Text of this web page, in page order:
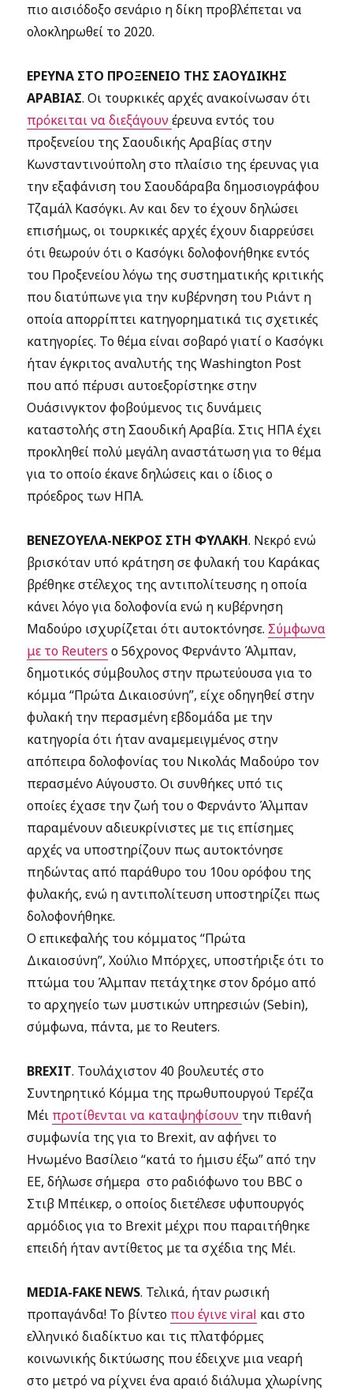
πιο αισιόδοξο σενάριο η δίκη προβλέπεται να
ολοκληρωθεί το 2020.
ΕΡΕΥΝΑ ΣΤΟ ΠΡΟΞΕΝΕΙΟ ΤΗΣ ΣΑΟΥΔΙΚΗΣ
ΑΡΑΒΙΑΣ. Οι τουρκικές αρχές ανακοίνωσαν ότι
πρόκειται να διεξάγουνέρευνα εντός του
προξενείου της Σαουδικής Αραβίας στην
Κωνσταντινούπολη στο πλαίσιο της έρευνας για
την εξαφάνιση του Σαουδάραβα δημοσιογράφου
Τζαμάλ Κασόγκι. Αν και δεν το έχουν δηλώσει
επισήμως, οι τουρκικές αρχές έχουν διαρρεύσει
ότι θεωρούν ότι ο Κασόγκι δολοφονήθηκε εντός
του Προξενείου λόγω της συστηματικής κριτικής
που διατύπωνε για την κυβέρνηση του Ριάντ η
οποία απορρίπτει κατηγορηματικά τις σχετικές
κατηγορίες. Το θέμα είναι σοβαρό γιατί ο Κασόγκι
ήταν έγκριτος αναλυτής της Washington Post
που από πέρυσι αυτοεξορίστηκε στην
Ουάσινγκτον φοβούμενος τις δυνάμεις
καταστολής στη Σαουδική Αραβία. Στις ΗΠΑ έχει
προκληθεί πολύ μεγάλη αναστάτωση για το θέμα
για το οποίο έκανε δηλώσεις και ο ίδιος ο
πρόεδρος των ΗΠΑ.
ΒΕΝΕΖΟΥΕΛΑ-ΝΕΚΡΟΣ ΣΤΗ ΦΥΛΑΚΗ. Νεκρό ενώ
βρισκόταν υπό κράτηση σε φυλακή του Καράκας
βρέθηκε στέλεχος της αντιπολίτευσης η οποία
κάνει λόγο για δολοφονία ενώ η κυβέρνηση
Μαδούρο ισχυρίζεται ότι αυτοκτόνησε. Σύμφωνα
με το Reuters o 56χρονος Φερνάντο Άλμπαν,
δημοτικός σύμβουλος στην πρωτεύουσα για το
κόμμα “Πρώτα Δικαιοσύνη”, είχε οδηγηθεί στην
φυλακή την περασμένη εβδομάδα με την
κατηγορία ότι ήταν αναμεμειγμένος στην
απόπειρα δολοφονίας του Νικολάς Μαδούρο τον
περασμένο Αύγουστο. Οι συνθήκες υπό τις
οποίες έχασε την ζωή του ο Φερνάντο Άλμπαν
παραμένουν αδιευκρίνιστες με τις επίσημες
αρχές να υποστηρίζουν πως αυτοκτόνησε
πηδώντας από παράθυρο του 10ου ορόφου της
φυλακής, ενώ η αντιπολίτευση υποστηρίζει πως
δολοφονήθηκε.
Ο επικεφαλής του κόμματος “Πρώτα
Δικαιοσύνη”, Χούλιο Μπόρχες, υποστήριξε ότι το
πτώμα του Άλμπαν πετάχτηκε στον δρόμο από
το αρχηγείο των μυστικών υπηρεσιών (Sebin),
σύμφωνα, πάντα, με το Reuters.
BREXIT. Τουλάχιστον 40 βουλευτές στο
Συντηρητικό Κόμμα της πρωθυπουργού Τερέζα
Μέι προτίθενται να καταψηφίσουν την πιθανή
συμφωνία της για το Brexit, αν αφήνει το
Ηνωμένο Βασίλειο “κατά το ήμισυ έξω” από την
ΕΕ, δήλωσε σήμερα στο ραδιόφωνο του BBC ο
Στιβ Μπέικερ, ο οποίος διετέλεσε υφυπουργός
αρμόδιος για το Brexit μέχρι που παραιτήθηκε
επειδή ήταν αντίθετος με τα σχέδια της Μέι.
MEDIA-FAKE NEWS. Τελικά, ήταν ρωσική
προπαγάνδα! Το βίντεο που έγινε viral και στο
ελληνικό διαδίκτυο και τις πλατφόρμες
κοινωνικής δικτύωσης που έδειχνε μια νεαρή
στο μετρό να ρίχνει ένα αραιό διάλυμα χλωρίνης